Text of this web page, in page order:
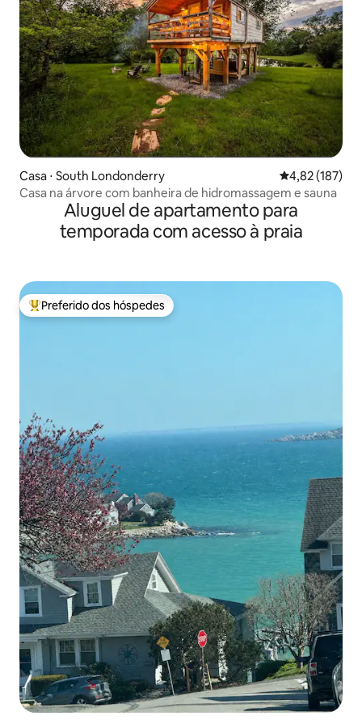
Casa ⋅ South Londonderry 4,82 de uma
4,82 (187)
Casa na árvore com banheira de hidromassagem e sauna
Aluguel de apartamento para
temporada com acesso à praia
Entre os melhores preferidos dos hóspedes
Preferido dos hóspedes